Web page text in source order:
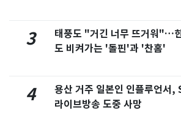
3
태풍도 "거긴 너무 뜨거워"…
도 비켜가는 '돌핀'과 '찬홈'
4
용산 거주 일본인 인플루언서,
라이브방송 도중 사망